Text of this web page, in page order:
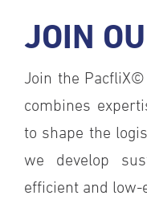
JOIN
Join the
combines
to shape the
we develop
efficient and